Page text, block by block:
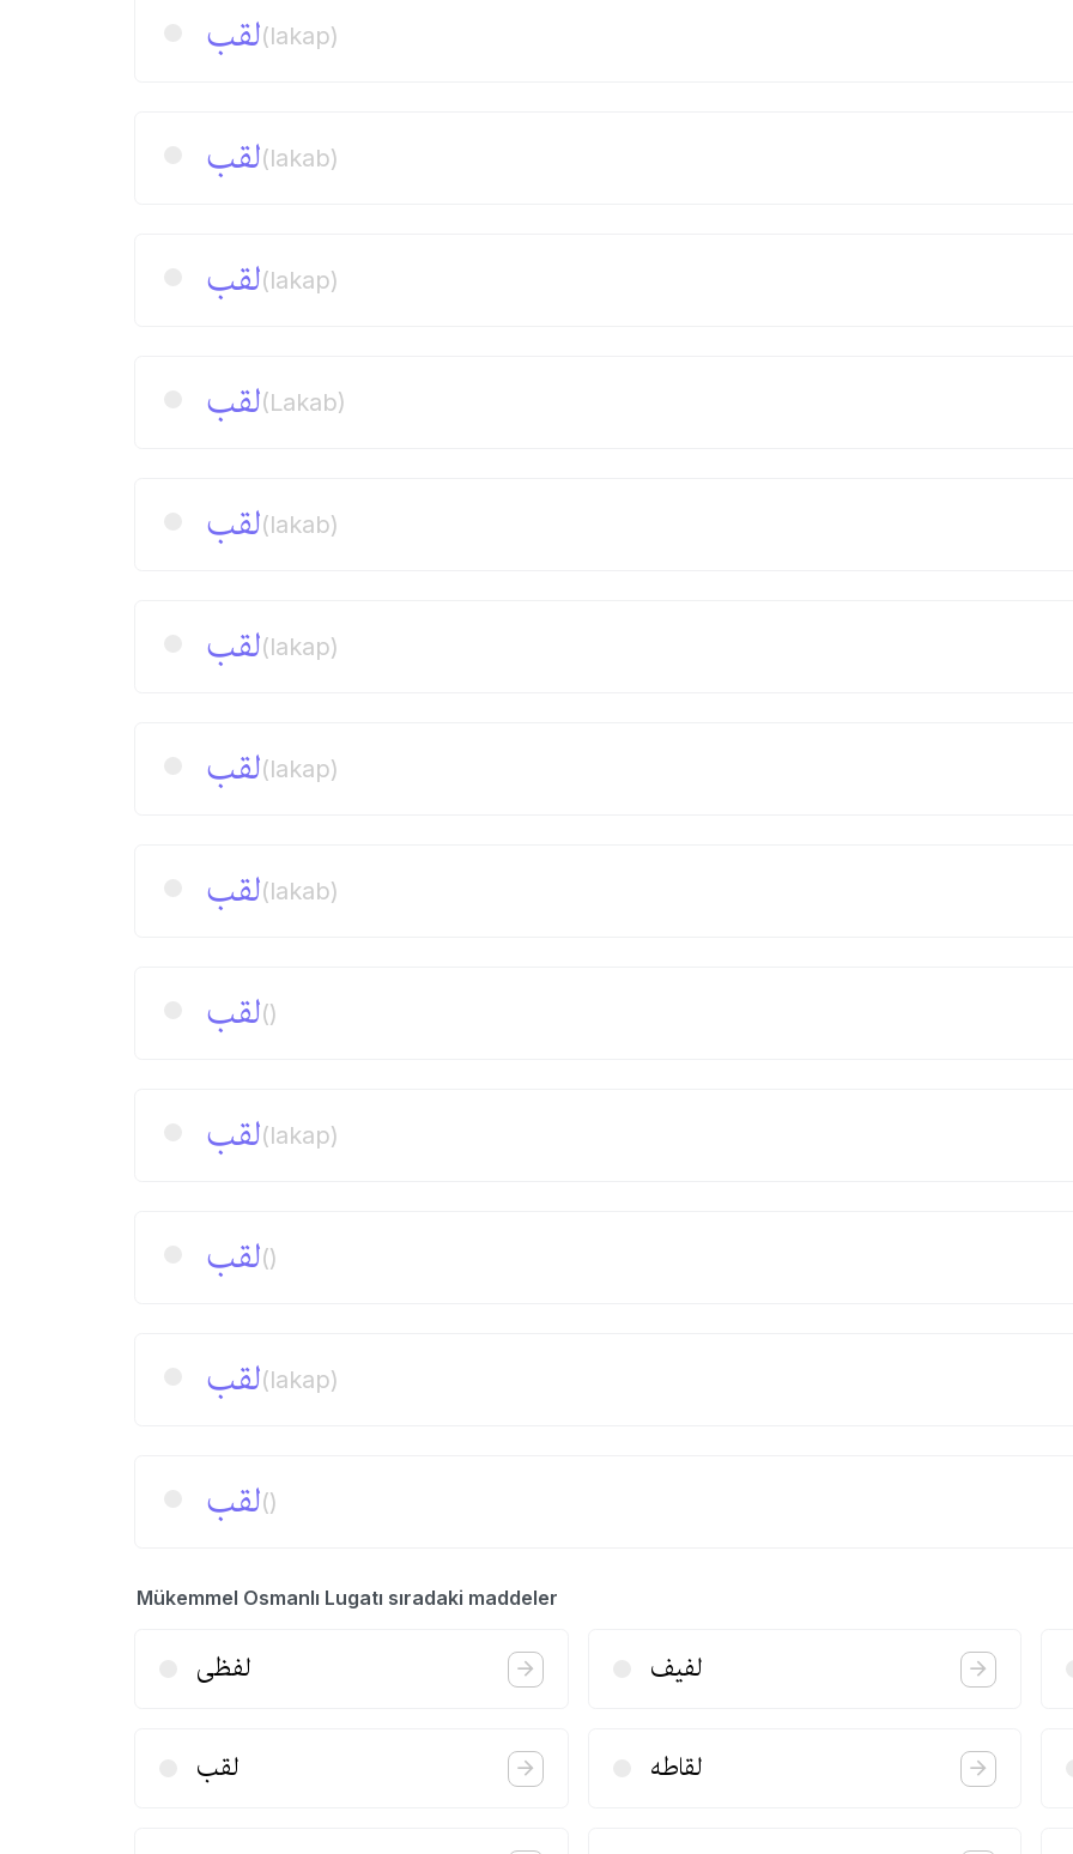
لقب(lakap)
لقب(lakab)
لقب(lakap)
لقب(Lakab)
لقب(lakab)
لقب(lakap)
لقب(lakap)
لقب(lakab)
لقب()
لقب(lakap)
لقب()
لقب(lakap)
لقب()
Mükemmel Osmanlı Lugatı sıradaki maddeler
لفظی لفیف
لقب لقاطه